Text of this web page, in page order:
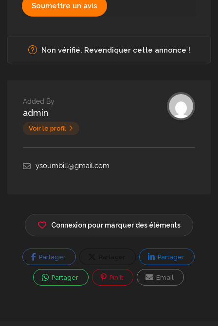
Non vérifié. Revendiquer cette annonce !
Added By
admin
Voir le profil
ysoumbill@gmail.com
Connexion pour marquer des éléments
Partager Partager
Partager Pin It Email